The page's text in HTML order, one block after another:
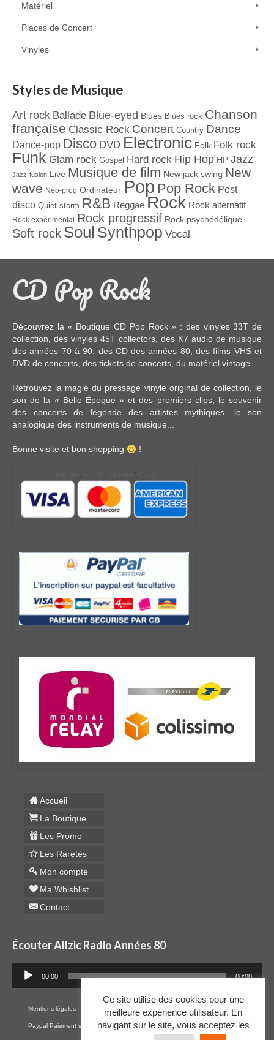
Matériel
Places de Concert
Vinyles
Styles de Musique
Art rock Ballade Blue-eyed Blues Blues rock Chanson
française Classic Rock Concert Country Dance
Dance-pop Disco DVD Electronic Folk Folk rock
Funk Glam rock Gospel Hard rock Hip Hop HP Jazz
Jazz-fusion Live Musique de film New jack swing New
wave Néo-prog Ordinateur Pop Pop Rock Post-
disco Quiet storm R&B Reggae Rock Rock alternatif
Rock expérimental Rock progressif Rock psychédélique
Soft rock Soul Synthpop Vocal
CD Pop Rock
Découvrez la « Boutique CD Pop Rock » : des vinyles 33T de
collection, des vinyles 45T collectors, des K7 audio de musique
des années 70 à 90, des CDdes années 80, desfilms VHS et
DVD de concerts, des tickets de concerts, du matériel vintage...
Retrouvez la magie du pressage vinyle original de collection, le
son de la « Belle Époque » et des premiers clips, le souvenir
des concerts de légende des artistes mythiques, le son
analogique des instruments de musique...
Bonne visite et bon shopping !
Accueil
La Boutique
Les Promo
Les Raretés
Mon compte
Ma Whishlist
Contact
Écouter Allzic Radio Années 80
Lecteur
audio
00:00 00:00
Mentions légales RGPD Plan du site
Paypal Paiement sécurisé par CB Contact Mon Compte Whishlist Raretés
Ce site utilise des cookies pour une
meilleure expérience utilisateur. En
navigant sur le site, vous acceptez les